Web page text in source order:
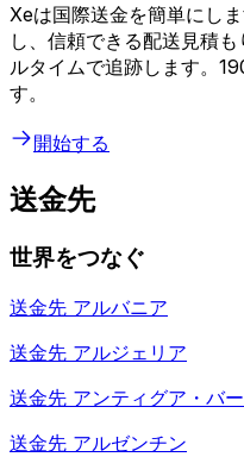
Xeは国際送金を簡単にし
し、信頼できる配送見積
ルタイムで追跡します。
す。
開始する
送金先
世界をつなぐ
送金先 アルバニア
送金先 アルジェリア
送金先 アンティグア・バ
送金先 アルゼンチン